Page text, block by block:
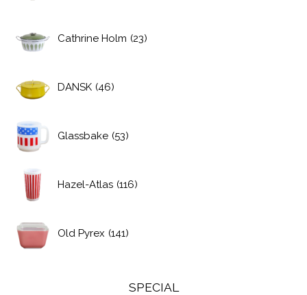
Cathrine Holm (23)
DANSK (46)
Glassbake (53)
Hazel-Atlas (116)
Old Pyrex (141)
SPECIAL